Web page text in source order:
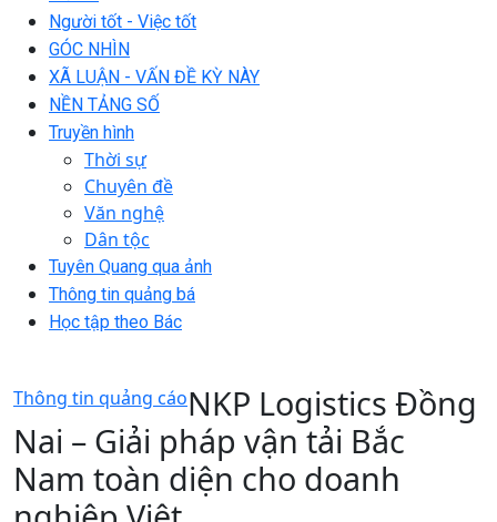
Người tốt - Việc tốt
GÓC NHÌN
XÃ LUẬN - VẤN ĐỀ KỲ NÀY
NỀN TẢNG SỐ
Truyền hình
Thời sự
Chuyên đề
Văn nghệ
Dân tộc
Tuyên Quang qua ảnh
Thông tin quảng bá
Học tập theo Bác
Thông tin quảng cáoNKP Logistics Đồng
Nai – Giải pháp vận tải Bắc
Nam toàn diện cho doanh